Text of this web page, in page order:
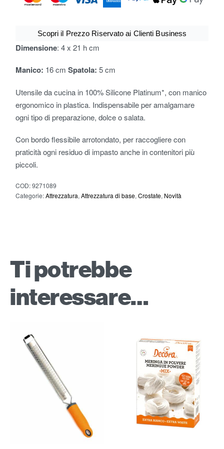
Scopri il Prezzo Riservato ai Clienti Business
Dimensione: 4 x 21 h cm
Manico: 16 cmSpatola:5 cm
Utensile da cucina in 100% Silicone Platinum*, con manico
ergonomico in plastica. Indispensabile per amalgamare
ogni tipo di preparazione, dolce o salata.
Con bordo flessibile arrotondato, per raccogliere con
praticità ogni residuo di impasto anche in contenitori più
piccoli.
COD:9271089
Categorie:Attrezzatura,Attrezzatura di base,Crostate, Novità
Ti potrebbe
interessare…